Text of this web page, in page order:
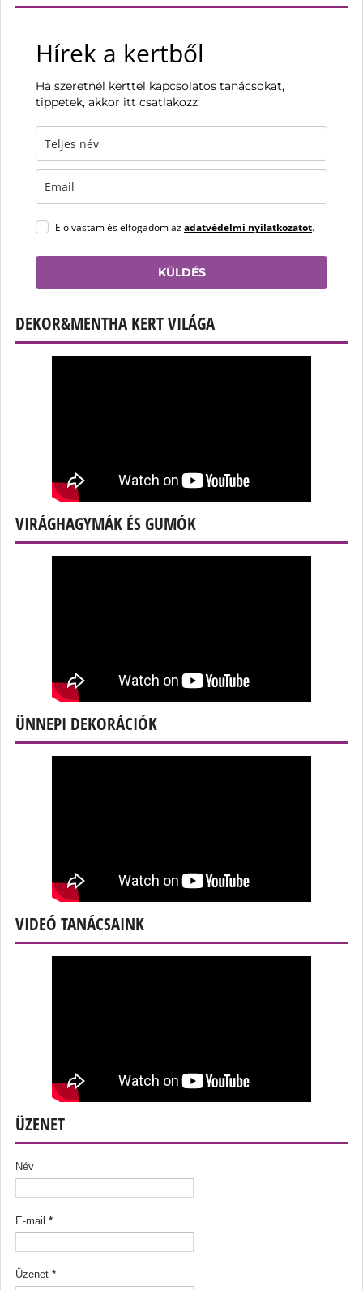
Hírek a kertből
Ha szeretnél kerttel kapcsolatos tanácsokat,
tippetek, akkor itt csatlakozz:
Elolvastam és elfogadom azadatvédelmi nyilatkozatot.
KÜLDÉS
DEKOR&MENTHA KERT VILÁGA
VIRÁGHAGYMÁK ÉS GUMÓK
ÜNNEPI DEKORÁCIÓK
VIDEÓ TANÁCSAINK
ÜZENET
Név
E-mail *
Üzenet *